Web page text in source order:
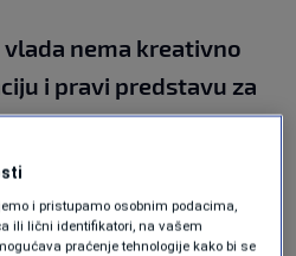
nema kreativno
i pravi predstavu za
smatra Mirsad
Skandalozno je da je
i pristupamo osobnim podacima,
ili lični identifikatori, na vašem
praćenje tehnologije kako bi se